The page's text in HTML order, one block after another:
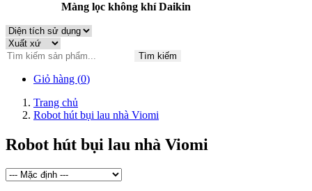
Màng lọc không khí Daikin
Tìm kiếm
Giỏ hàng (0)
Trang chủ
Robot hút bụi lau nhà Viomi
Robot hút bụi lau nhà Viomi